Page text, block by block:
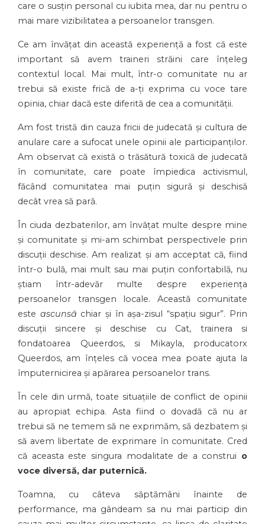
care o susțin personal cu iubita mea, dar nu pentru o
mai mare vizibilitatea a persoanelor transgen.
Ce am învățat din această experiență a fost că este
important să avem traineri străini care înțeleg
contextul local. Mai mult, într-o comunitate nu ar
trebui să existe frică de a-ți exprima cu voce tare
opinia, chiar dacă este diferită de cea a comunității.
Am fost tristă din cauza fricii de judecată și cultura de
anulare care a sufocat unele opinii ale participanților.
Am observat că există o trăsătură toxică de judecată
în comunitate, care poate împiedica activismul,
făcând comunitatea mai puțin sigură și deschisă
decât vrea să pară.
În ciuda dezbaterilor, am învățat multe despre mine
și comunitate și mi-am schimbat perspectivele prin
discuții deschise. Am realizat și am acceptat că, fiind
într-o bulă, mai mult sau mai puțin confortabilă, nu
știam într-adevăr multe despre experiența
persoanelor transgen locale. Această comunitate
este ascunsă chiar și în așa-zisul “spațiu sigur”. Prin
discuții sincere și deschise cu Cat, trainera si
fondatoarea Queerdos, si Mikayla, producatorx
Queerdos, am înțeles că vocea mea poate ajuta la
împuternicirea și apărarea persoanelor trans.
În cele din urmă, toate situațiile de conflict de opinii
au apropiat echipa. Asta fiind o dovadă că nu ar
trebui să ne temem să ne exprimăm, să dezbatem și
să avem libertate de exprimare în comunitate. Cred
că aceasta este singura modalitate de a construi o
voce diversă, dar puternică.
Toamna, cu câteva săptămâni înainte de
performance, ma gândeam sa nu mai particip din